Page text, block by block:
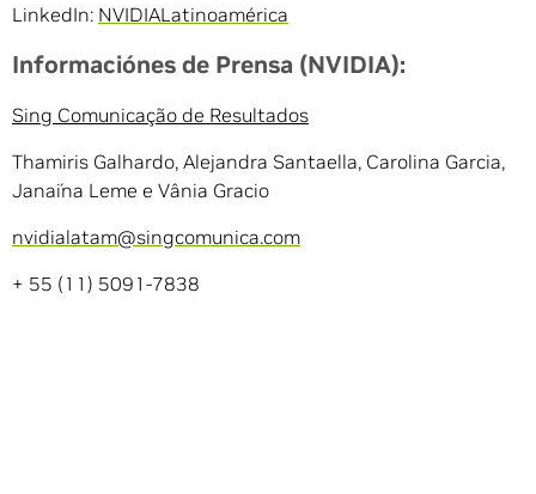
LinkedIn: NVIDIALatinoamérica
Informaciónes de Prensa (NVIDIA):
Sing Comunicação de Resultados
Thamiris Galhardo, Alejandra Santaella, Carolina Garcia,
Janaína Leme e Vânia Gracio
nvidialatam@singcomunica.com
+ 55 (11) 5091-7838